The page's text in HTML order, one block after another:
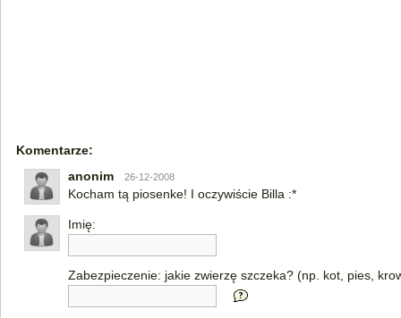
Komentarze:
anonim
26-12-2008
Kocham tą piosenke! I oczywiście Billa :*
Imię:
Zabezpieczenie: jakie zwierzę szczeka? (np. kot, pies,